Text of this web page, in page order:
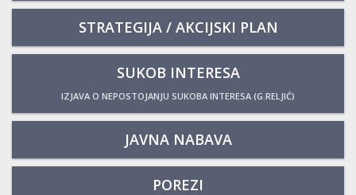
STRATEGIJA / AKCIJSKI PLAN
SUKOB INTERESA
IZJAVA O NEPOSTOJANJU SUKOBA INTERESA (G.RELJIĆ)
JAVNA NABAVA
POREZI